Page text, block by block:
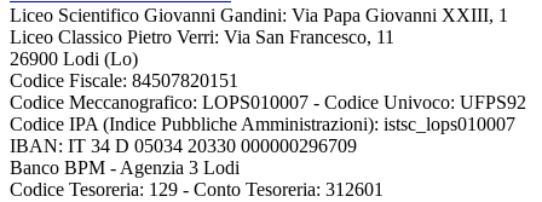
Liceo Scientifico Giovanni Gandini: Via Papa Giovanni XXIII, 1
Liceo Classico Pietro Verri: Via San Francesco, 11
26900 Lodi (Lo)
Codice Fiscale: 84507820151
Codice Meccanografico: LOPS010007 - Codice Univoco: UFPS92
Codice IPA (Indice Pubbliche Amministrazioni): istsc_lops010007
IBAN: IT 34 D 05034 20330 000000296709
Banco BPM - Agenzia 3 Lodi
Codice Tesoreria: 129 - Conto Tesoreria: 312601